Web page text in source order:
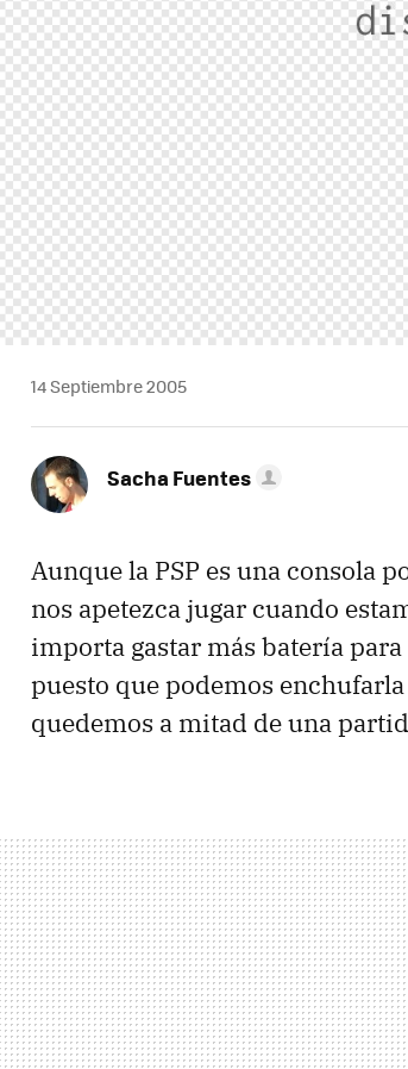
14 Septiembre 2005
Sacha Fuentes
Aunque la PSP es una consola
nos apetezca jugar cuando
importa gastar más batería
puesto que podemos
quedemos a mitad de una